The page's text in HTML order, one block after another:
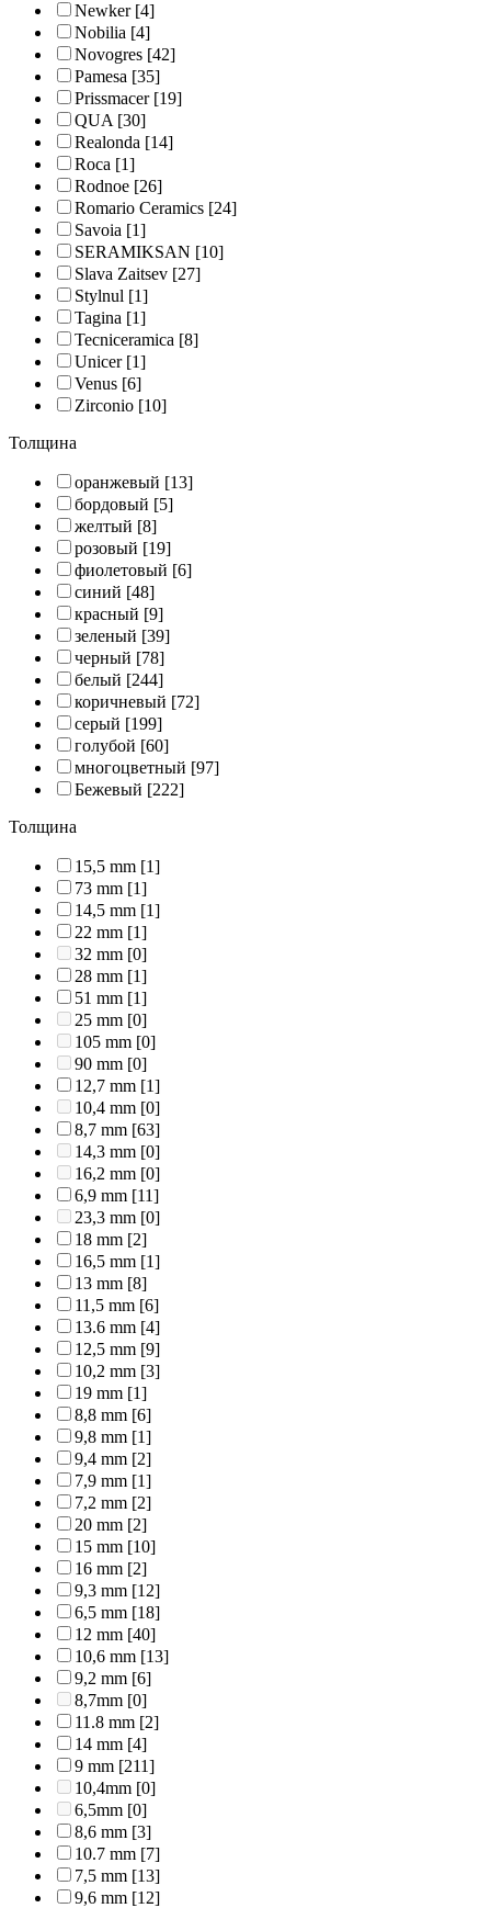
Newker[4]
Nobilia [4]
Novogres [42]
Pamesa [35]
Prissmacer[19]
QUA[30]
Realonda [14]
Roca [1]
Rodnoe [26]
Romario Ceramics [24]
Savoia [1]
SERAMIKSAN [10]
Slava Zaitsev [27]
Stylnul [1]
Tagina [1]
Tecniceramica [8]
Unicer[1]
Venus [6]
Zirconio [10]
Толщина
оранжевый [13]
бордовый [5]
желтый [8]
розовый [19]
фиолетовый [6]
синий [48]
красный [9]
зеленый [39]
черный [78]
белый [244]
коричневый [72]
серый [199]
голубой [60]
многоцветный [97]
Бежевый [222]
Толщина
15,5 mm [1]
73 mm [1]
14,5 mm [1]
22 mm [1]
32 mm [0]
28 mm [1]
51 mm [1]
25 mm [0]
105 mm [0]
90 mm [0]
12,7 mm [1]
10,4 mm [0]
8,7 mm [63]
14,3 mm [0]
16,2 mm [0]
6,9 mm [11]
23,3 mm [0]
18 mm [2]
16,5 mm [1]
13 mm [8]
11,5 mm [6]
13.6 mm [4]
12,5 mm [9]
10,2 mm [3]
19 mm [1]
8,8 mm [6]
9,8 mm [1]
9,4 mm [2]
7,9 mm [1]
7,2 mm [2]
20 mm [2]
15 mm [10]
16 mm [2]
9,3 mm [12]
6,5 mm [18]
12 mm [40]
10,6 mm [13]
9,2 mm [6]
8,7mm [0]
11.8 mm [2]
14 mm [4]
9 mm [211]
10,4mm [0]
6,5mm [0]
8,6 mm [3]
10.7 mm [7]
7,5 mm [13]
9,6 mm [12]